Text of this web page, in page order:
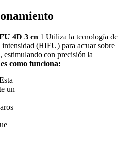
4D 3 en 1 Utiliza la tecnología de
(HIFU) para actuar sobre
estimulando con precisión la
como funciona:
Esta
un